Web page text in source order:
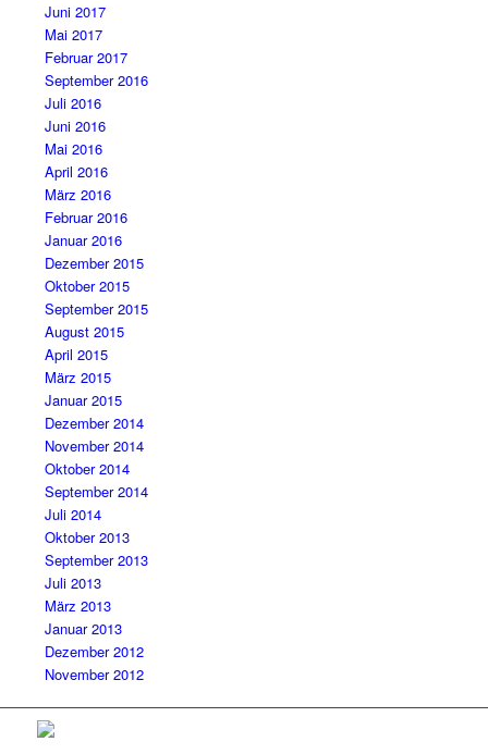
Juni 2017
Mai 2017
Februar 2017
September 2016
Juli 2016
Juni 2016
Mai 2016
April 2016
März 2016
Februar 2016
Januar 2016
Dezember 2015
Oktober 2015
September 2015
August 2015
April 2015
März 2015
Januar 2015
Dezember 2014
November 2014
Oktober 2014
September 2014
Juli 2014
Oktober 2013
September 2013
Juli 2013
März 2013
Januar 2013
Dezember 2012
November 2012